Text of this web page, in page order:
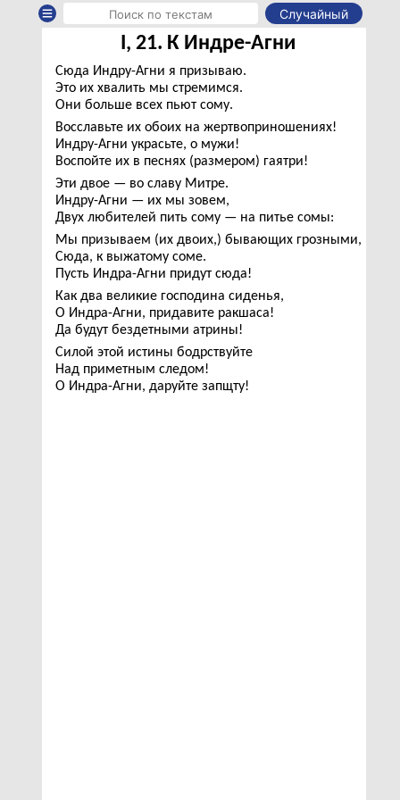
Случайный
I, 21. К Индре-Агни
Сюда Индру-Агни я призываю.
Это их хвалить мы стремимся.
Они больше всех пьют сому.
Восславьте их обоих на жертвоприношениях!
Индру-Агни украсьте, о мужи!
Воспойте их в песнях (размером) гаятри!
Эти двое — во славу Митре.
Индру-Агни — их мы зовем,
Двух любителей пить сому — на питье сомы:
Мы призываем (их двоих,) бывающих грозными,
Сюда, к выжатому соме.
Пусть Индра-Агни придут сюда!
Как два великие господина сиденья,
О Индра-Агни, придавите ракшаса!
Да будут бездетными атрины!
Силой этой истины бодрствуйте
Над приметным следом!
О Индра-Агни, даруйте запщту!